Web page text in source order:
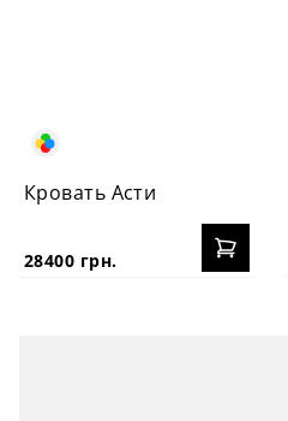
Кровать Асти
28400 грн.